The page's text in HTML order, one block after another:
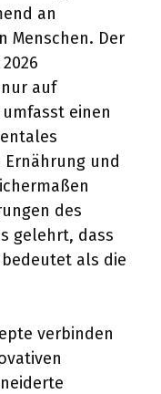
an
Menschen. Der
auf
einen
und
des
gelehrt, dass
als die
verbinden